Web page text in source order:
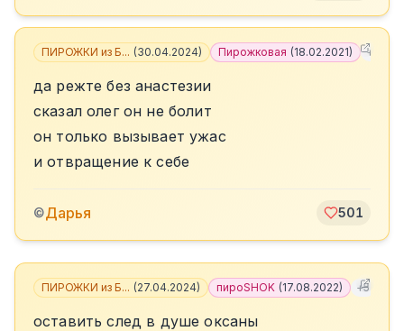
ПИРОЖКИ из Б... (30.04.2024) Пирожковая (18.02.2021) +
да режте без анастезии
сказал олег он не болит
он только вызывает ужас
и отвращение к себе
©Дарья 501
ПИРОЖКИ из Б... (27.04.2024) пироSHOK (17.08.2022) +5
оставить след в душе оксаны